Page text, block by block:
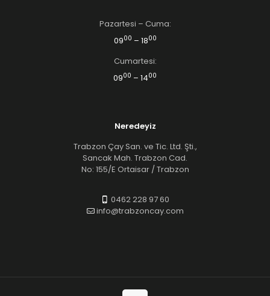
Pazartesi – Cuma:
0900 – 1800
Cumartesi:
0900 – 1400
Neredeyiz
Trabzon Çay San. ve Tic. Ltd. Şti.,
Sancak Mah. Trabzon Cad.
No: 155/E Ortaisar / Trabzon
0462 228 97 60
info@trabzoncay.com